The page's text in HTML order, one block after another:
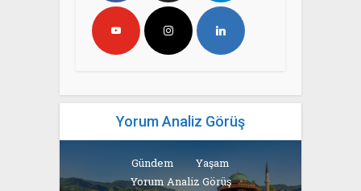
Yorum Analiz Görüş
Gündem
Yaşam
Yorum Analiz Görüş